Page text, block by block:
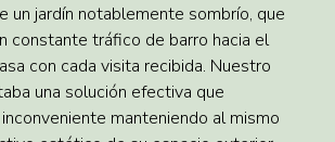
un jardín notablemente sombrío, que
constante tráfico de barro hacia el
con cada visita recibida. Nuestro
una solución efectiva que
manteniendo al mismo